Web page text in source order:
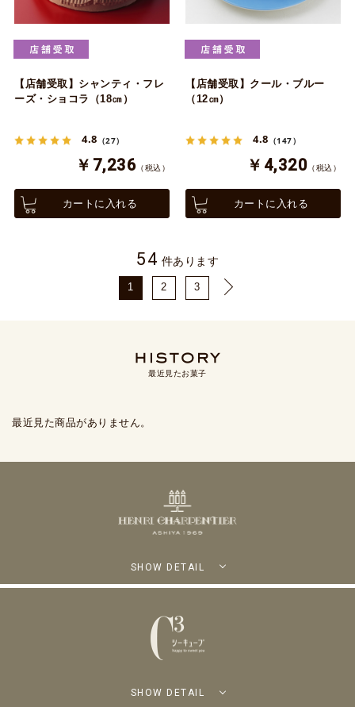
【店舗受取】シャンティ・フレ
ーズ・ショコラ（18㎝）
4.8 （27）
￥7,236 （税込）
カートに入れる
【店舗受取】クール・ブルー
（12㎝）
4.8 （147）
￥4,320 （税込）
カートに入れる
54 件あります
1 2 3
最近見たお菓子
最近見た商品がありません。
SHOW DETAIL
SHOW DETAIL